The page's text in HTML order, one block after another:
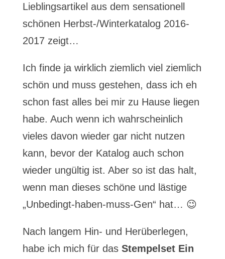
Lieblingsartikel aus dem sensationell
schönen Herbst-/Winterkatalog 2016-
2017 zeigt…
Ich finde ja wirklich ziemlich viel ziemlich
schön und muss gestehen, dass ich eh
schon fast alles bei mir zu Hause liegen
habe. Auch wenn ich wahrscheinlich
vieles davon wieder gar nicht nutzen
kann, bevor der Katalog auch schon
wieder ungültig ist. Aber so ist das halt,
wenn man dieses schöne und lästige
„Unbedingt-haben-muss-Gen“ hat… 😉
Nach langem Hin- und Herüberlegen,
habe ich mich für das Stempelset Ein